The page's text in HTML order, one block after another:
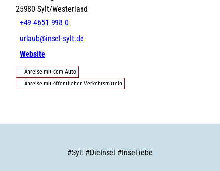
25980 Sylt/Westerland
+49 4651 998 0
urlaub@insel-sylt.de
Website
Anreise mit dem Auto
Anreise mit öffentlichen Verkehrsmitteln
#Sylt #DieInsel #Inselliebe